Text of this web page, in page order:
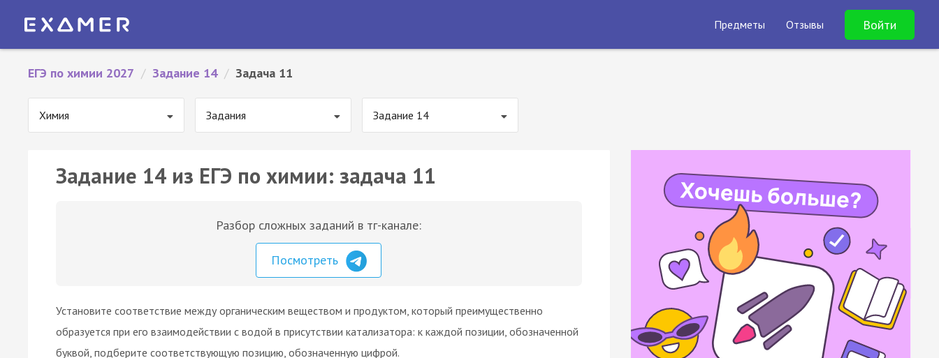
Предметы Отзывы Войти
ЕГЭ по химии 2027 / Задание 14 / Задача 11
Химия Задания Задание 14
Задание 14 из ЕГЭ по химии: задача 11
Разбор сложных заданий в тг-канале:
Посмотреть
Установите соответствие между органическим веществом и продуктом, который преимущественно
образуется при его взаимодействии с водой в присутствии катализатора: к каждой позиции, обозначенной
буквой, подберите соответствующую позицию, обозначенную цифрой.